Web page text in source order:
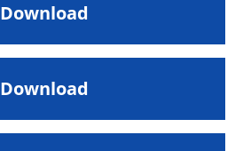
Download
Download